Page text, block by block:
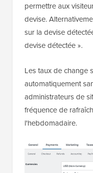
permettre aux
devise.
sur la devise
devise détectée ».
Les taux de change
automatiquement
administrateurs de
fréquence de
l'hebdomadaire.